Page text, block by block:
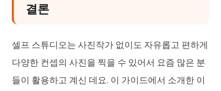
결론
셀프 스튜디오는 사진작가 없이도 자유롭고 편하게
다양한 컨셉의 사진을 찍을 수 있어서 요즘 많은 분
들이 활용하고 계신 데요. 이 가이드에서 소개한 이